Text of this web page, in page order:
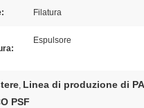
Filatura
Espulsore
, Linea di produzione di PA
PSF